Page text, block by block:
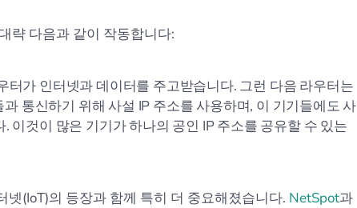
략 다음과 같이 작동합니다:
터가 인터넷과 데이터를 주고받습니다. 그런 다음 라우터는
통신하기 위해 사설 IP 주소를 사용하며, 이 기기들에도 사
. 이것이 많은 기기가 하나의 공인 IP 주소를 공유할 수 있는
넷(IoT)의 등장과 함께 특히 더 중요해졌습니다. NetSpot과